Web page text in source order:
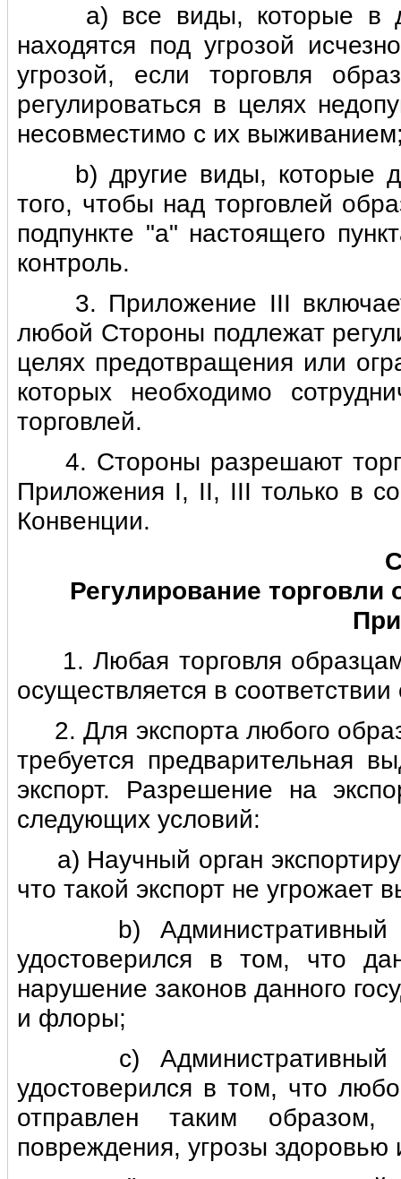
а) все виды, которые в
находятся под угрозой
угрозой, если торговля
регулироваться в целях
несовместимо с их
b) другие виды, которые
того, чтобы над торговлей
подпункте "а" настоящего
контроль.
3. Приложение III включает
любой Стороны подлежат
целях предотвращения или
которых необходимо
торговлей.
4. Стороны разрешают
Приложения I, II, III только в
Конвенции.
Регулирование
1. Любая торговля
осуществляется в
2. Для экспорта любого
требуется предварительная
экспорт. Разрешение на
следующих условий:
а) Научный орган
что такой экспорт не угрожает
b) Административный
удостоверился в том, что
нарушение законов данного
и флоры;
с) Административный
удостоверился в том, что
отправлен таким
повреждения, угрозы